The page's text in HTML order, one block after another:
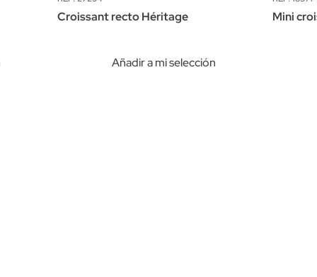
Croissant recto Héritage
Añadir a mi selección
Mini